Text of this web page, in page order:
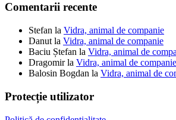
Comentarii recente
Stefan la Vidra, animal de companie
Danut la Vidra, animal de companie
Baciu Ștefan la Vidra, animal de
Dragomirla Vidra, animal de companie
Balosin Bogdan la Vidra, animal de
Protecție utilizator